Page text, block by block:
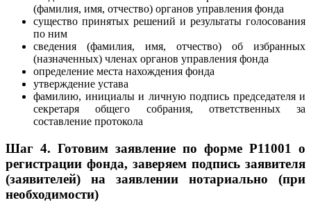
(фамилия, имя, отчество) органов управления фонда
существо принятых решений и результаты голосования
по ним
сведения (фамилия, имя, отчество) об избранных
(назначенных) членах органов управления фонда
определение места нахождения фонда
утверждение устава
фамилию, инициалы и личную подпись председателя и
секретаря общего собрания, ответственных за
составление протокола
Шаг 4. Готовим заявление по форме Р11001 о
регистрации фонда, заверяем подпись заявителя
(заявителей) на заявлении нотариально (при
необходимости)